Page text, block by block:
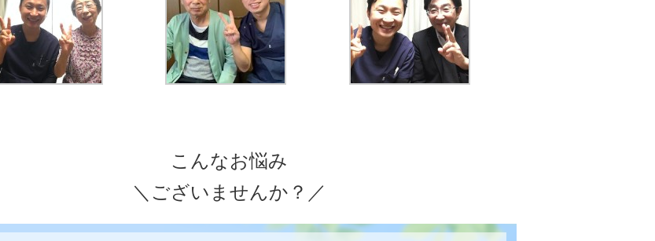
こんなお悩み
＼ございませんか？／